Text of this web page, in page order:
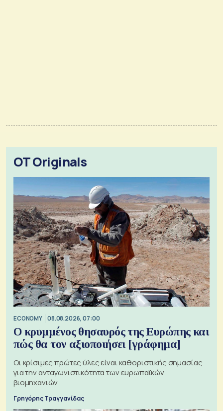
OT Originals
ECONOMY 08.08.2026, 07:00
Ο κρυμμένος θησαυρός της Ευρώπης και
πώς θα τον αξιοποιήσει [γράφημα]
Οι κρίσιμες πρώτες ύλες είναι καθοριστικής σημασίας
για την ανταγωνιστικότητα των ευρωπαϊκών
βιομηχανιών
Γρηγόρης Τραγγανίδας